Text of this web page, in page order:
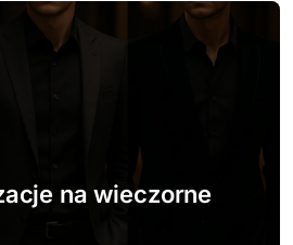
na wieczorne